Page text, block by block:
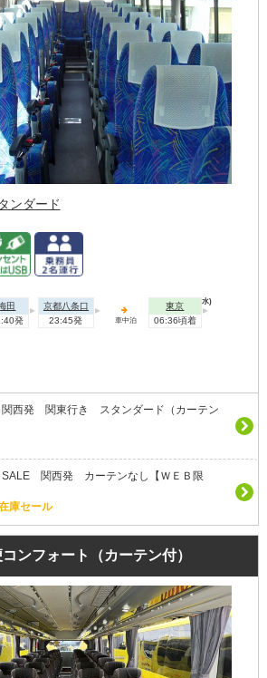
ンダード
田
発
京都八条口
23:45発
車中泊
2026年09月02日(水)
東京
06:36頃着
西発 関東行き スタンダード（カーテン
関西発 カーテンなし【ＷＥＢ限
庫セール
ンフォート（カーテン付）